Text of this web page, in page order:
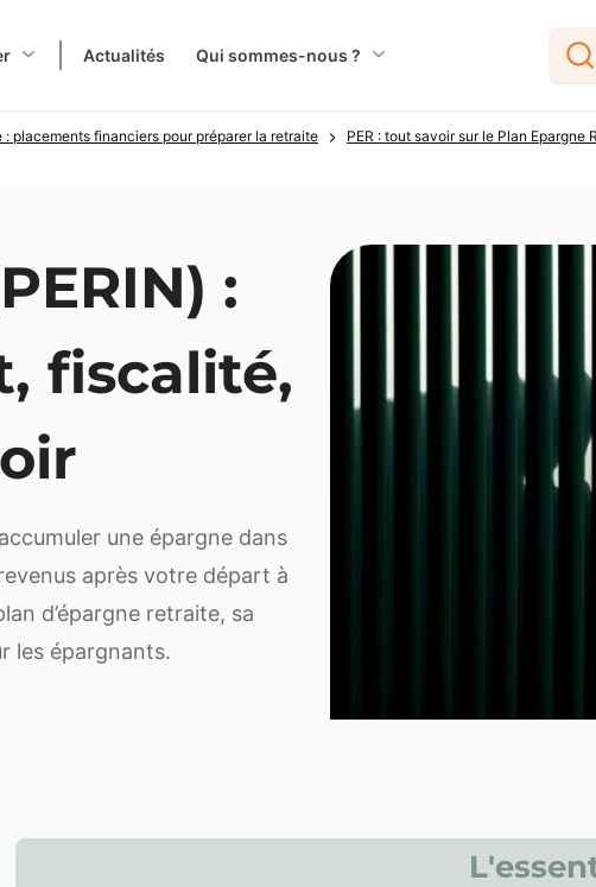
Actualités Qui sommes-nous ?
: placements financiers pour préparer la retraite PER : tout savoir sur le Plan Epargne
:
fiscalité,
une épargne dans
après votre départ à
d’épargne retraite, sa
les épargnants.